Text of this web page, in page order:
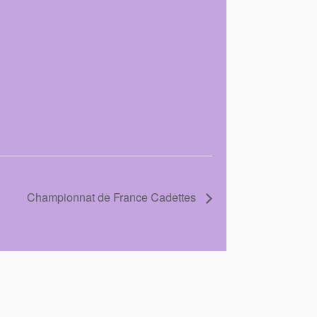
Championnat de France Cadettes